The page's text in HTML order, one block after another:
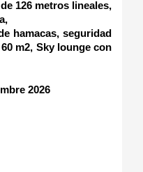
126 metros lineales,
hamacas, seguridad
m2, Sky lounge con
2026